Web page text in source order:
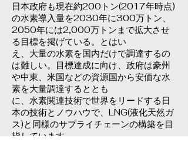
日本政府も現在約200トン(2017年時点)
の水素導入量を2030年に300万トン、
2050年には2,000万トンまで拡大させ
る目標を掲げている。とはい
え、大量の水素を国内だけで調達するの
は難しい。目標達成に向け、政府は豪州
や中東、米国などの資源国から安価な水
素を大量調達するととも
に、水素関連技術で世界をリードする日
本の技術とノウハウで、LNG(液化天然ガ
ス)と同様のサプライチェーンの構築を目
指しています。